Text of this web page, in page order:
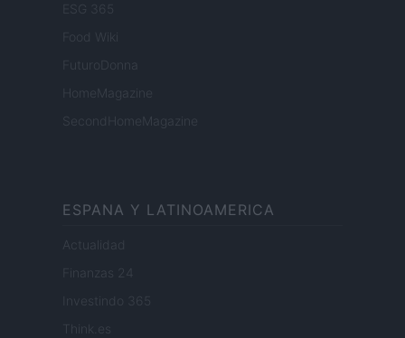
ESG 365
Food Wiki
FuturoDonna
HomeMagazine
SecondHomeMagazine
ESPANA Y LATINOAMERICA
Actualidad
Finanzas 24
Investindo 365
Think.es